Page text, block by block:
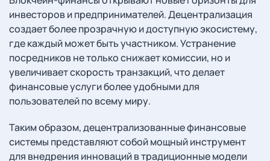
инвесторов и предпринимателей. Децентрализация
создает более прозрачную и доступную экосистему,
где каждый может быть участником. Устранение
посредников не только снижает комиссии, но и
увеличивает скорость транзакций, что делает
финансовые услуги более удобными для
пользователей по всему миру.
Таким образом, децентрализованные финансовые
системы представляют собой мощный инструмент
для внедрения инноваций в традиционные модели